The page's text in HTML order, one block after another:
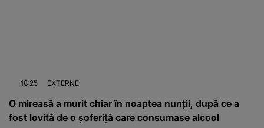
18:25 EXTERNE
O mireasă a murit chiar în noaptea nunții, după ce a
fost lovită de o șoferiță care consumase alcool